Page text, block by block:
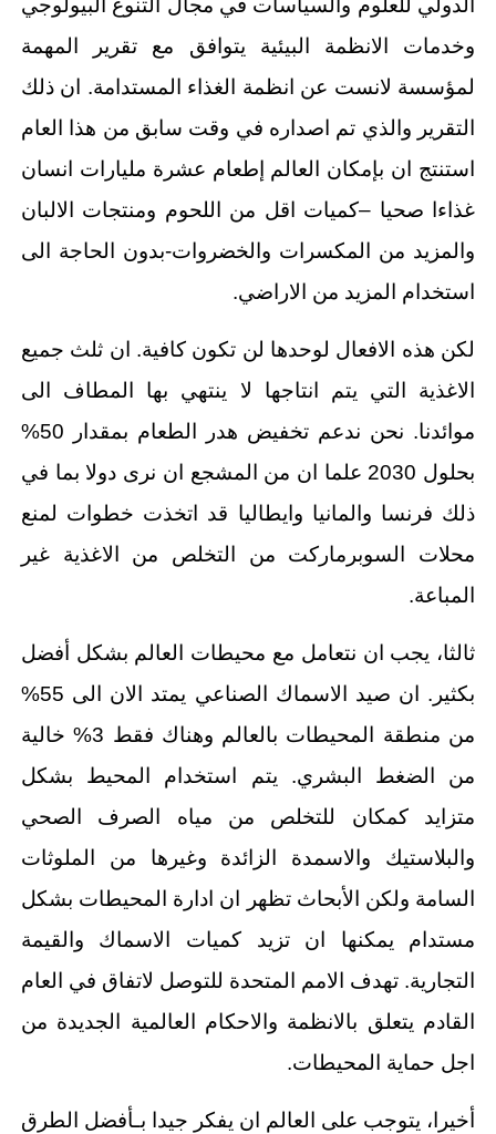
الدولي للعلوم والسياسات في مجال التنوع البيولوجي
وخدمات الانظمة البيئية يتوافق مع تقرير المهمة
لمؤسسة لانست عن انظمة الغذاء المستدامة. ان ذلك
التقرير والذي تم اصداره في وقت سابق من هذا العام
استنتج ان بإمكان العالم إطعام عشرة مليارات انسان
غذاءا صحيا –كميات اقل من اللحوم ومنتجات الالبان
والمزيد من المكسرات والخضروات-بدون الحاجة الى
استخدام المزيد من الاراضي.
لكن هذه الافعال لوحدها لن تكون كافية. ان ثلث جميع
الاغذية التي يتم انتاجها لا ينتهي بها المطاف الى
موائدنا. نحن ندعم تخفيض هدر الطعام بمقدار 50%
بحلول 2030 علما ان من المشجع ان نرى دولا بما في
ذلك فرنسا والمانيا وايطاليا قد اتخذت خطوات لمنع
محلات السوبرماركت من التخلص من الاغذية غير
المباعة.
ثالثا، يجب ان نتعامل مع محيطات العالم بشكل أفضل
بكثير. ان صيد الاسماك الصناعي يمتد الان الى 55%
من منطقة المحيطات بالعالم وهناك فقط 3% خالية
من الضغط البشري. يتم استخدام المحيط بشكل
متزايد كمكان للتخلص من مياه الصرف الصحي
والبلاستيك والاسمدة الزائدة وغيرها من الملوثات
السامة ولكن الأبحاث تظهر ان ادارة المحيطات بشكل
مستدام يمكنها ان تزيد كميات الاسماك والقيمة
التجارية. تهدف الامم المتحدة للتوصل لاتفاق في العام
القادم يتعلق بالانظمة والاحكام العالمية الجديدة من
اجل حماية المحيطات.
أخيرا، يتوجب على العالم ان يفكر جيدا بـأفضل الطرق